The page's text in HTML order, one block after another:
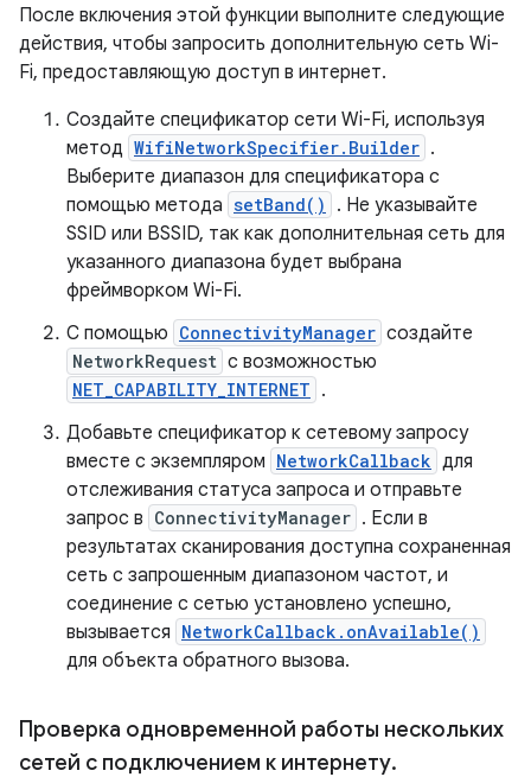
После включения этой функции выполните следующие
действия, чтобы запросить дополнительную сеть Wi-
Fi, предоставляющую доступ в интернет.
Создайте спецификатор сети Wi-Fi, используя
метод WifiNetworkSpecifier.Builder .
Выберите диапазон для спецификатора с
помощью метода setBand()
. Не указывайте
SSID или BSSID, так как дополнительная сеть для
указанного диапазона будет выбрана
фреймворком Wi-Fi.
С помощью ConnectivityManager создайте
NetworkRequest с возможностью
NET_CAPABILITY_INTERNET .
Добавьте спецификатор к сетевому запросу
вместе с экземпляром NetworkCallback для
отслеживания статуса запроса и отправьте
запрос в ConnectivityManager . Если в
результатах сканирования доступна сохраненная
сеть с запрошенным диапазоном частот, и
соединение с сетью установлено успешно,
вызывается NetworkCallback.onAvailable()
для объекта обратного вызова.
Проверка одновременной работы нескольких
сетей с подключением к интернету.